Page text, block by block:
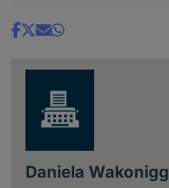
Share
Daniela Wakonigg